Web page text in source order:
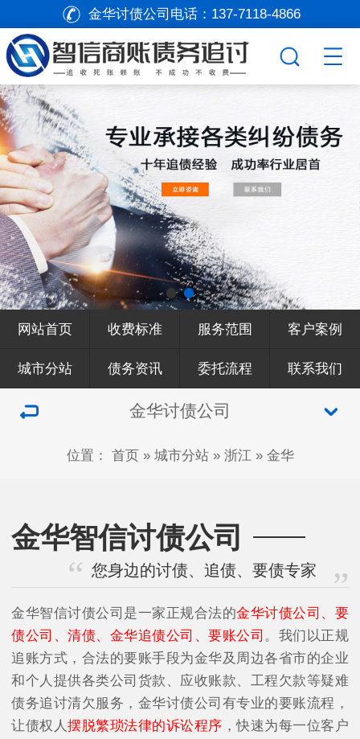
金华讨债公司电话： 137-7118-4866
网站首页 收费标准 服务范围 客户案例
城市分站 债务资讯 委托流程 联系我们
金华讨债公司
位置： 首页» 城市分站» 浙江» 金华
金华智信讨债公司
您身边的讨债、追债、要债专家
金华智信讨债公司是一家正规合法的金华讨债公司、要
债公司、清债、金华追债公司、要账公司 。我们以正规
追账方式，合法的要账手段为金华及周边各省市的企业
和个人提供各类公司货款、应收账款、工程欠款等疑难
债务追讨清欠服务，金华讨债公司有专业的要账流程，
让债权人摆脱繁琐法律的诉讼程序 ，快速为每一位客户